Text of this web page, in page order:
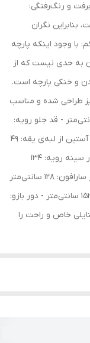
و رنگ‌رفتگی:
نگران
با وجود اینکه پارچه
به حدی نیست که از
و خنکی پارچه است.
طراحی شده و مناسب
تا 46 می‌باشد. - قد سارافون: 130 سانتی‌متر - قد جلو رویه:
44 سانتی‌متر - قد پشت رویه: 55 سانتی‌متر - قد آستین از لبه‌ی یقه: 49
سانتی‌متر - دور سینه سارافون: 112 سانتی‌متر - دور سینه رویه: 134
سانتی‌متر - دور کمر رویه: 122 سانتی‌متر - دور کمر سارافون: 128 سانتی‌متر
- دور باسن سارافون: 152 سانتی‌متر - چین پایین: 152 سانتی‌متر - دور بازو:
خاص و راحت را